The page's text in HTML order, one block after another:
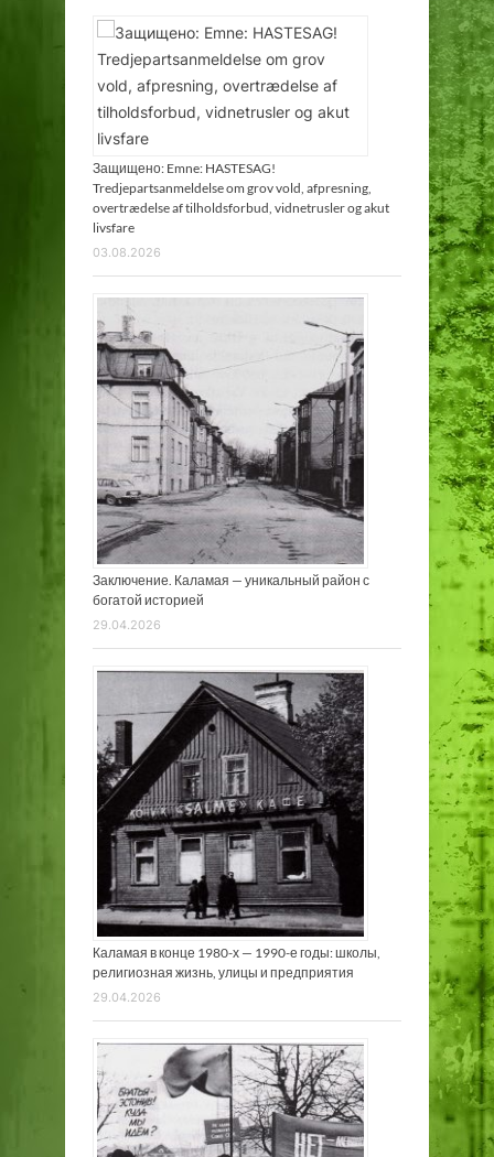
Защищено: Emne: HASTESAG!
Tredjepartsanmeldelse om grov vold, afpresning,
overtrædelse af tilholdsforbud, vidnetrusler og akut
livsfare
03.08.2026
Заключение. Каламая — уникальный район с
богатой историей
29.04.2026
Каламая в конце 1980-х — 1990-е годы: школы,
религиозная жизнь, улицы и предприятия
29.04.2026